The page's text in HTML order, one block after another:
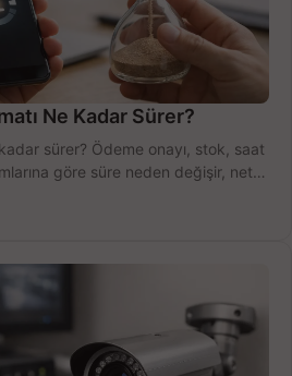
Ne Kadar Sürer?
sürer? Ödeme onayı, stok, saat
göre süre neden değişir, net